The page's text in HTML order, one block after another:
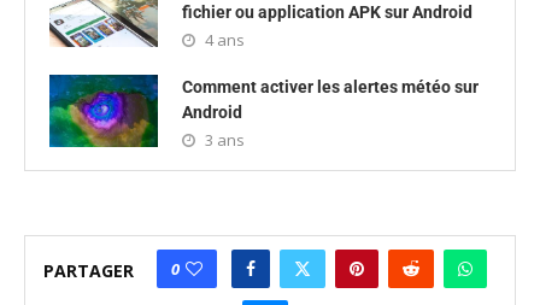
fichier ou application APK sur Android
4 ans
Comment activer les alertes météo sur
Android
3 ans
PARTAGER 0